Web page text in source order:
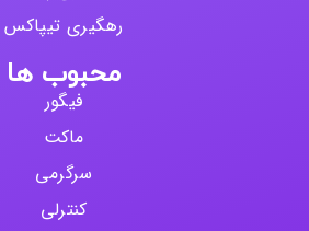
رهگیری تیپاکس
محبوب ها
فیگور
ماکت
سرگرمی
کنترلی